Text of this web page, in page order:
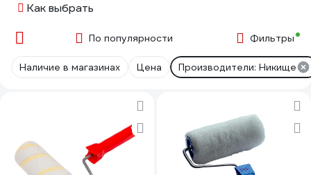
Как выбрать
По популярности Фильтры
Наличие в магазинах Цена Производители: Никище